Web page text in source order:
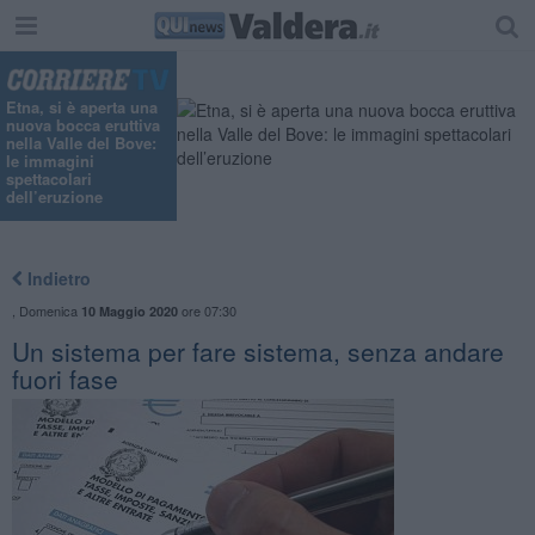
Etna, si è aperta una
nuova bocca eruttiva
nella Valle del Bove:
le immagini
spettacolari
dell’eruzione
Indietro
Domenica 10 Maggio 2020ore 07:30
Un sistema per fare sistema, senza andare
fuori fase